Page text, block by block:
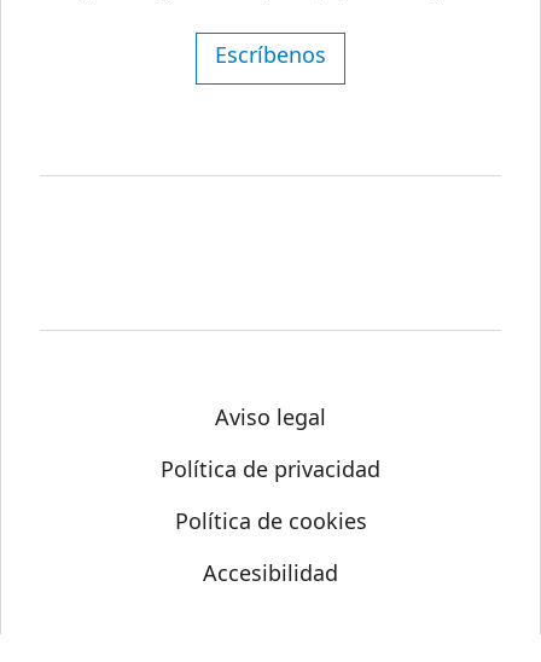
Escríbenos
Aviso legal
Política de privacidad
Política de cookies
Accesibilidad